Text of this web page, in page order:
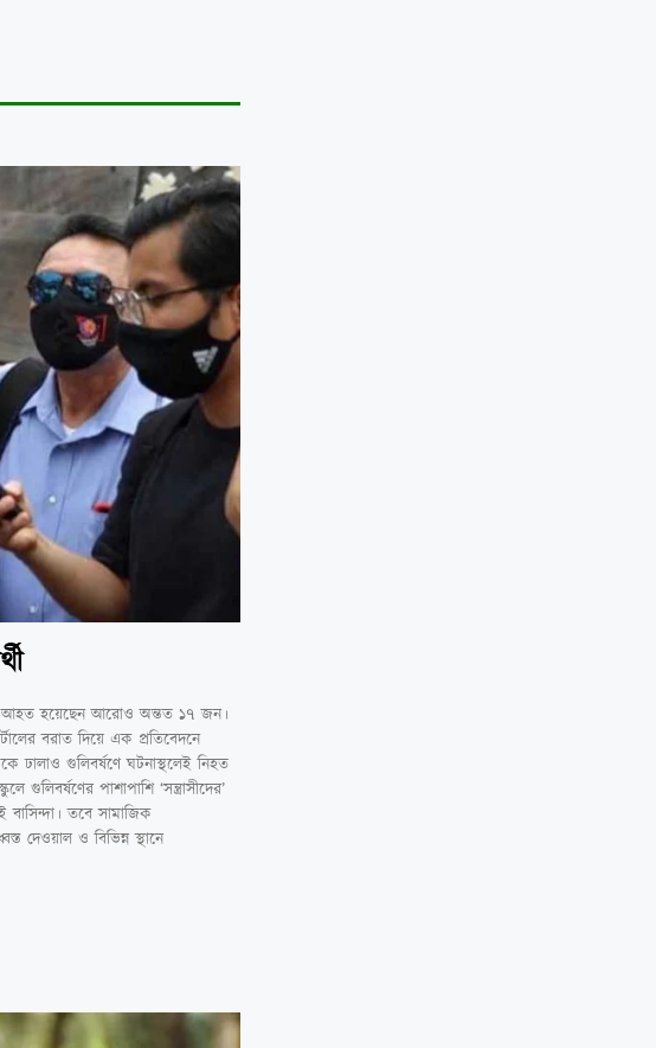
আহত হয়েছেন আরোও অন্তত ১৭ জন।
বরাত দিয়ে এক প্রতিবেদনে
ঢালাও গুলিবর্ষণে ঘটনাস্থলেই নিহত
পাশাপাশি ‘সন্ত্রাসীদের’
তবে সামাজিক
দেওয়াল ও বিভিন্ন স্থানে